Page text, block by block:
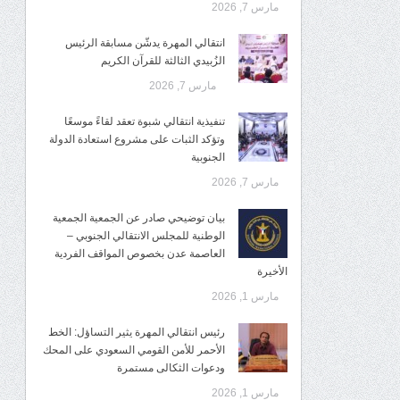
مارس 7, 2026
انتقالي المهرة يدشّن مسابقة الرئيس
الزُبيدي الثالثة للقرآن الكريم
مارس 7, 2026
تنفيذية انتقالي شبوة تعقد لقاءً موسعًا
وتؤكد الثبات على مشروع استعادة الدولة
الجنوبية
مارس 7, 2026
بيان توضيحي صادر عن الجمعية الجمعية
الوطنية للمجلس الانتقالي الجنوبي –
العاصمة عدن بخصوص المواقف الفردية
الأخيرة
مارس 1, 2026
رئيس انتقالي المهرة يثير التساؤل: الخط
الأحمر للأمن القومي السعودي على المحك
ودعوات الثكالى مستمرة
مارس 1, 2026